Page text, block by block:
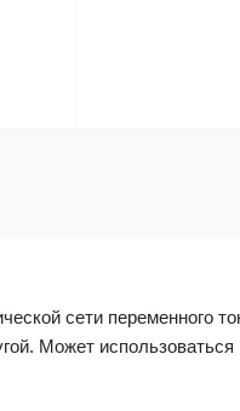
сети переменного
Может